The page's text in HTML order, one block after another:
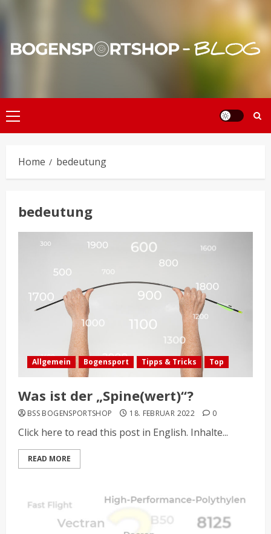
Primary
Menu
Home bedeutung
bedeutung
Allgemein Bogensport Tipps & Tricks Top
Was ist der „Spine(wert)“?
BSS BOGENSPORTSHOP 18. FEBRUAR 2022 0
Click here to read this post in English. Inhalte...
READ MORE